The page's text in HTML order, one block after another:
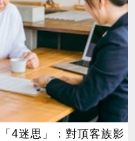
4迷思」：對頂客族影